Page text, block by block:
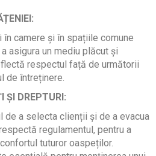
în camere și în spațiile comune
asigura un mediu plăcut și
respectul față de următorii
de întreținere.
ȘI DREPTURI:
de a selecta clienții și de a evacua
regulamentul, pentru a
tuturor oaspeților.